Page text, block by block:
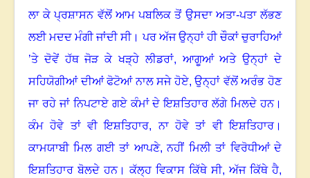
ਲਾ ਕੇ ਪ੍ਰਸ਼ਾਸਨ ਵੱਲੋਂ ਆਮ ਪਬਲਿਕ ਤੋਂ ਉਸਦਾ ਅਤਾ-ਪਤਾ ਲੱਭਣ
ਲਈ ਮਦਦ ਮੰਗੀ ਜਾਂਦੀ ਸੀ।ਪਰ ਅੱਜ ਉਨ੍ਹਾਂ ਹੀ ਚੌਕਾਂ ਚੁਰਾਹਿਆਂ
’ਤੇ ਦੋਵੇਂ ਹੱਥ ਜੋੜ ਕੇ ਖੜ੍ਹੇ ਲੀਡਰਾਂ, ਆਗੂਆਂ ਅਤੇ ਉਨ੍ਹਾਂ ਦੇ
ਸਹਿਯੋਗੀਆਂ ਦੀਆਂ ਫੋਟੋਆਂ ਨਾਲ ਸਜੇ ਹੋਏ,ਉਨ੍ਹਾਂ ਵੱਲੋਂ ਅਰੰਭ ਹੋਣ
ਜਾ ਰਹੇ ਜਾਂ ਨਿਪਟਾਏ ਗਏ ਕੰਮਾਂ ਦੇ ਇਸ਼ਤਿਹਾਰ ਲੱਗੇ ਮਿਲਦੇ ਹਨ।
ਕੰਮ ਹੋਵੇ ਤਾਂ ਵੀ ਇਸ਼ਤਿਹਾਰ,ਨਾ ਹੋਵੇ ਤਾਂ ਵੀ ਇਸ਼ਤਿਹਾਰ ।
ਕਾਮਯਾਬੀ ਮਿਲ ਗਈ ਤਾਂ ਆਪਣੇ,ਨਹੀਂ ਮਿਲੀ ਤਾਂ ਵਿਰੋਧੀਆਂ ਦੇ
ਇਸ਼ਤਿਹਾਰ ਬੋਲਦੇ ਹਨ।ਕੱਲ੍ਹ ਵਿਕਾਸ ਕਿੱਥੇ ਸੀ, ਅੱਜ ਕਿੱਥੇ ਹੈ,